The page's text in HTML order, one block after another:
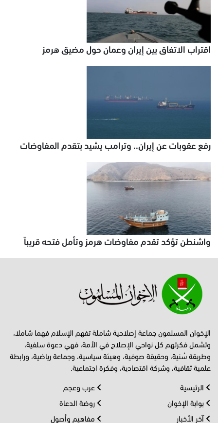
اقتراب الاتفاق بين إيران وعمان حول مضيق هرمز
رفع عقوبات عن إيران.. وترامب يشيد بتقدم المفاوضات
واشنطن تؤكد تقدم مفاوضات هرمز وتأمل فتحه قريباً
الإخوان المسلمون جماعة إصلاحية شاملة تفهم الإسلام فهما شاملا،
وتشمل فكرتهم كل نواحي الإصلاح في الأمة، فهي دعوة سلفية،
وطريقة سُنية، وحقيقة صوفية، وهيئة سياسية، وجماعة رياضية، ورابطة
علمية ثقافية، وشركة اقتصادية، وفكرة اجتماعية.
الرئيسية
بوابة الإخوان
آخر الأخبار
عرب وعجم
روضة الدعاة
مفاهيم وأصول